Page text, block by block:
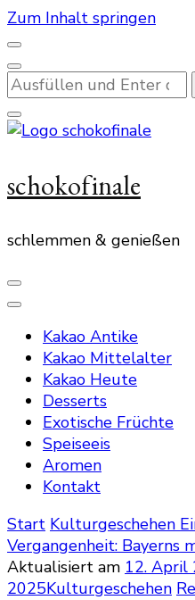
Zum Inhalt springen
Suchst
du
nach
etwas?
schokofinale
schlemmen & genießen
Kakao Antike
Kakao Mittelalter
Kakao Heute
Desserts
Exotische Früchte
Speiseeis
Aromen
Kontakt
Start Kulturgeschehen
Vergangenheit: Bayerns
Aktualisiert am 12. April
2025Kulturgeschehen